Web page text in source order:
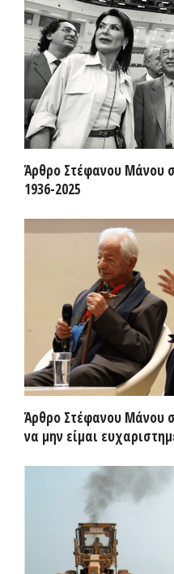
Άρθρο Στέφανου Μάνου
1936-2025
Άρθρο Στέφανου Μάνου
να μην είμαι